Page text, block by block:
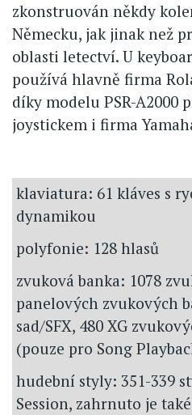
zkonstruován někdy
Německu, jak jinak než
oblasti letectví. U
používá hlavně firma
díky modelu PSR-
joystickem i firma
klaviatura: 61 kláves s
dynamikou
polyfonie: 128 hlasů
zvuková banka: 1078
panelových zvukových
sad/SFX, 480 XG
(pouze pro Song
hudební styly: 351-339
Session, zahrnuto je